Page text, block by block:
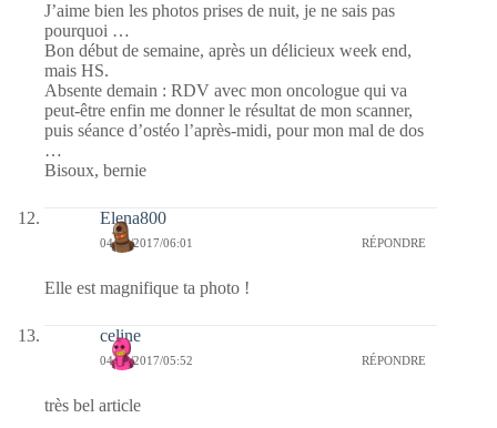
J’aime bien les photos prises de nuit, je ne sais pas
pourquoi …
Bon début de semaine, après un délicieux week end,
mais HS.
Absente demain : RDV avec mon oncologue qui va
peut-être enfin me donner le résultat de mon scanner,
puis séance d’ostéo l’après-midi, pour mon mal de dos
…
Bisoux, bernie
Elena800
04/12/2017/06:01 RÉPONDRE
Elle est magnifique ta photo !
celine
04/12/2017/05:52 RÉPONDRE
très bel article